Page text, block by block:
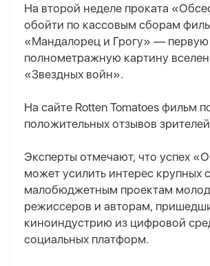
На второй неделе проката
обойти по кассовым сборам
«Мандалорец и Грогу» — первую
полнометражную картину
«Звездных войн».
На сайте Rotten Tomatoes фильм
положительных отзывов
Эксперты отмечают, что успех
может усилить интерес крупных
малобюджетным проектам
режиссеров и авторам,
киноиндустрию из цифровой
социальных платформ.